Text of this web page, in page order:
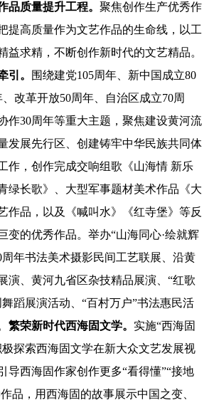
品质量提升工程。 聚焦创作生产优秀作
提高质量作为文艺作品的生命线，以工
益求精，不断创作新时代的文艺精品。
引。
围绕建党105周年、新中国成立80
改革开放50周年、自治区成立70周
作30周年等重大主题，聚焦建设黄河流
发展先行区、创建铸牢中华民族共同体
作，创作完成交响组歌《山海情 新乐
绿长歌》、大型军事题材美术作品《大
作品，以及《喊叫水》《红寺堡》等反
变的优秀作品。举办“山海同心·绘就辉
年书法美术摄影民间工艺联展、沿黄
演、黄河九省区杂技精品展演、“红歌
蹈展演活动、“百村万户”书法惠民活
繁荣新时代西海固文学。 实施“西海固
探索西海固文学在新大众文艺发展视
导西海固作家创作更多“看得懂”“接地
品，用西海固的故事展示中国之变、